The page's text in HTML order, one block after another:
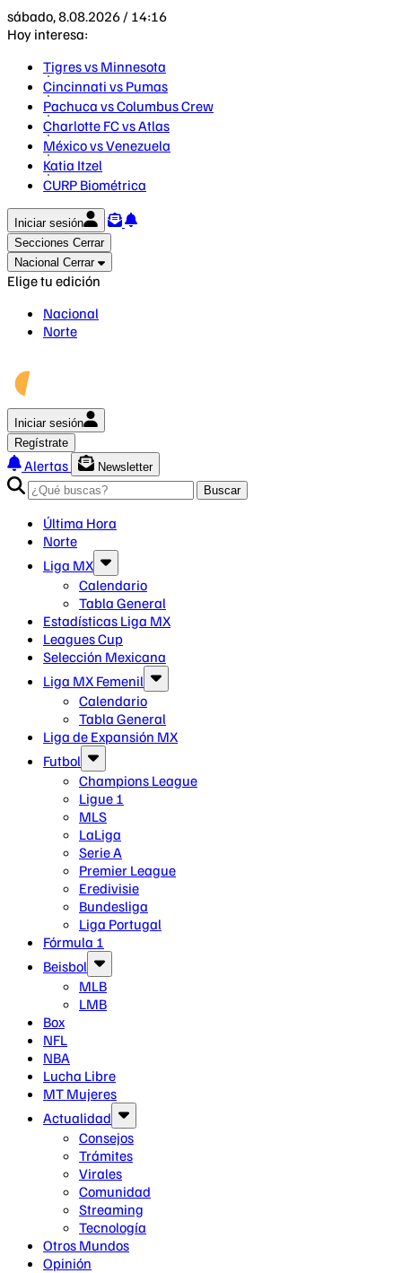
sábado, 8.08.2026 / 14:16
Hoy interesa:
Tigres vs Minnesota
Cincinnati vs Pumas
Pachuca vs Columbus Crew
Charlotte FC vs Atlas
México vs Venezuela
Katia Itzel
CURP Biométrica
Iniciar sesión
Secciones Cerrar
Nacional Cerrar
Elige tu edición
Nacional
Norte
Iniciar sesión
Regístrate
Alertas
Newsletter
Buscar
Última Hora
Norte
Liga MX
Calendario
Tabla General
Estadísticas Liga MX
Leagues Cup
Selección Mexicana
Liga MX Femenil
Calendario
Tabla General
Liga de Expansión MX
Futbol
Champions League
Ligue 1
MLS
LaLiga
Serie A
Premier League
Eredivisie
Bundesliga
Liga Portugal
Fórmula 1
Beisbol
MLB
LMB
Box
NFL
NBA
Lucha Libre
MT Mujeres
Actualidad
Consejos
Trámites
Virales
Comunidad
Streaming
Tecnología
Otros Mundos
Opinión